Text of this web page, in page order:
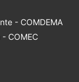
- COMDEMA
COMEC